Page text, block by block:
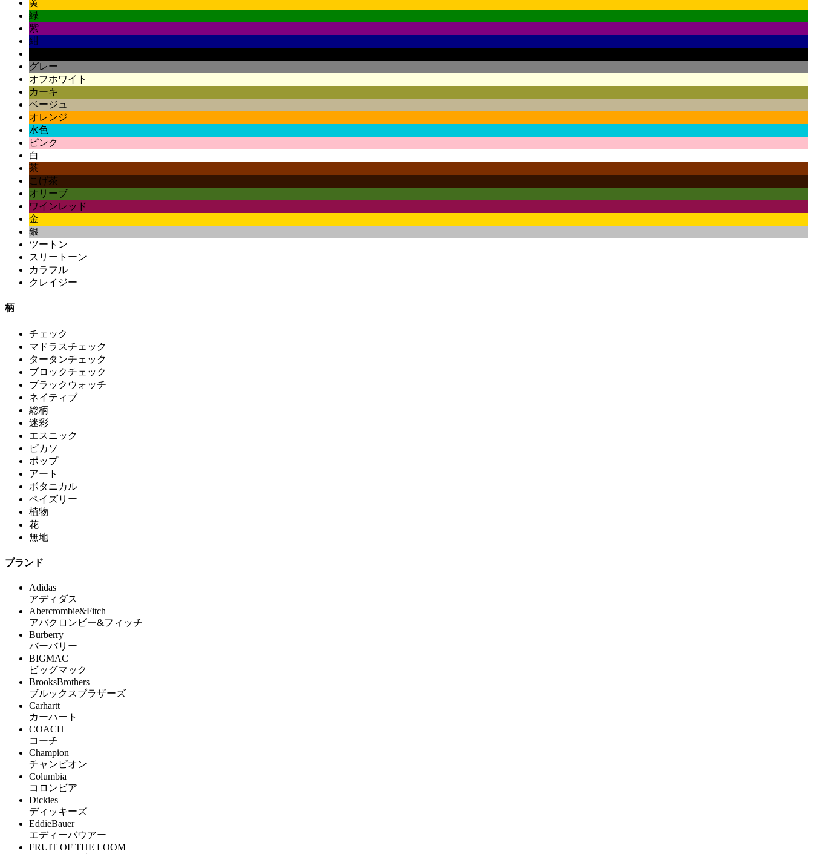
黄
緑
紫
紺
グレー
オフホワイト
カーキ
ベージュ
オレンジ
水色
ピンク
白
茶
こげ茶
オリーブ
ワインレッド
金
銀
ツートン
スリートーン
カラフル
クレイジー
柄
チェック
マドラスチェック
タータンチェック
ブロックチェック
ブラックウォッチ
ネイティブ
総柄
迷彩
エスニック
ピカソ
ポップ
アート
ボタニカル
ペイズリー
植物
花
無地
ブランド
Adidas
アディダス
Abercrombie&Fitch
アバクロンビー&フィッチ
Burberry
バーバリー
BIGMAC
ビッグマック
BrooksBrothers
ブルックスブラザーズ
Carhartt
カーハート
COACH
コーチ
Champion
チャンピオン
Columbia
コロンビア
Dickies
ディッキーズ
EddieBauer
エディーバウアー
FRUIT OF THE LOOM